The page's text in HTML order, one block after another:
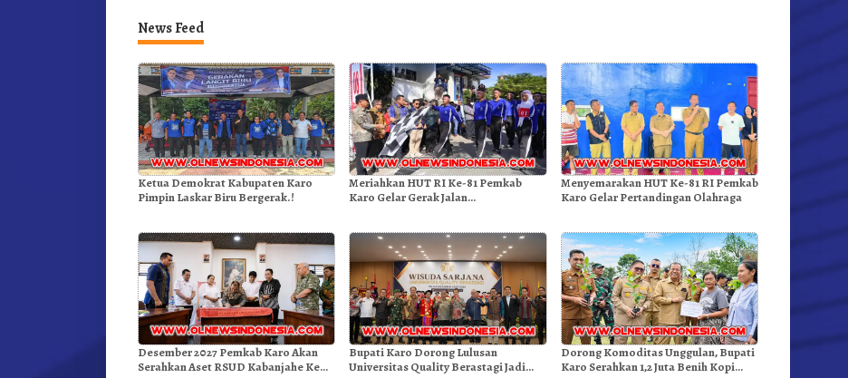
News Feed
Ketua Demokrat Kabupaten Karo
Pimpin Laskar Biru Bergerak.!
Meriahkan HUT RI Ke-81 Pemkab
Karo Gelar Gerak Jalan
Menyemarakan HUT Ke-81 RI Pemkab
Karo Gelar Pertandingan Olahraga
Desember 2027 Pemkab Karo Akan
Serahkan Aset RSUD Kabanjahe Ke
Bupati Karo Dorong Lulusan
Universitas Quality Berastagi Jadi
Dorong Komoditas Unggulan, Bupati
Karo Serahkan 1,2 Juta Benih Kopi